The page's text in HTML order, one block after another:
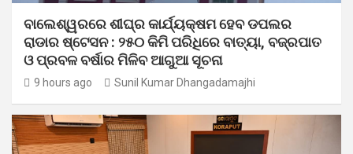
ବାଲେଶ୍ୱରରେ ଶୀଘ୍ର କାର୍ଯ୍ୟକ୍ଷମ ହେବ ଡପଲର
ରାଡାର ଷ୍ଟେସନ : ୨୫୦ କିମି ପରିଧିରେ ବାତ୍ୟା, ବଜ୍ରପାତ
ଓ ପ୍ରବଳ ବର୍ଷାର ମିଳିବ ଆଗୁଆ ସୂଚନା
9 hours ago Sunil Kumar Dhangadamajhi